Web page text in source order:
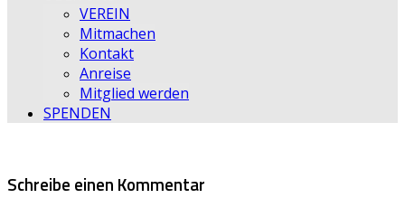
VEREIN
Mitmachen
Kontakt
Anreise
Mitglied werden
SPENDEN
Schreibe einen Kommentar